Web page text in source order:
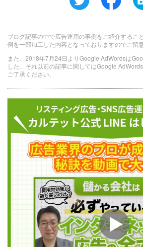
ブログ記事の中で広告運用の事例をご紹介するこ
例を一部加工した内容となっておりますのでご留意
また、2018年7月24日よりGoogle AdWordsは
した。それ以前の記事に関してはGoogle
ご了承ください。